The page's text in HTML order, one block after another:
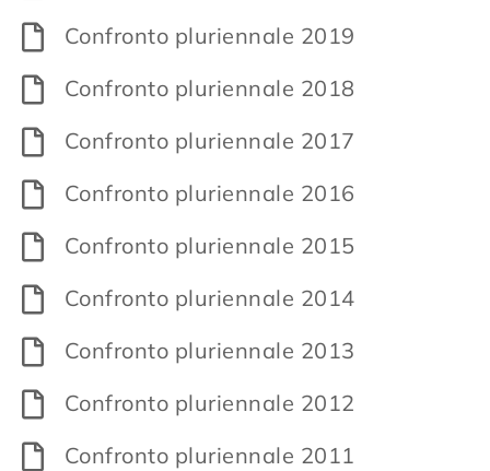
Confronto pluriennale 2019
Confronto pluriennale 2018
Confronto pluriennale 2017
Confronto pluriennale 2016
Confronto pluriennale 2015
Confronto pluriennale 2014
Confronto pluriennale 2013
Confronto pluriennale 2012
Confronto pluriennale 2011